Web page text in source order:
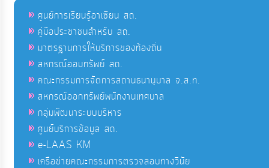
ศูนย์การเรียนรู้อาเซียน สถ.
คู่มือประชาชนสำหรับ สถ.
มาตรฐานการให้บริการของท้องถิ่น
สหกรณ์ออมทรัพย์ สถ.
คณะกรรมการจัดการสถานธนานุบาล จ.ส.ท.
สหกรณ์ออกทรัพย์พนักงานเทศบาล
กลุ่มพัฒนาระบบบริหาร
ศูนย์บริการข้อมูล สถ.
e-LAAS KM
เครือข่ายคณะกรรมการตรวจสอบทางวินัย